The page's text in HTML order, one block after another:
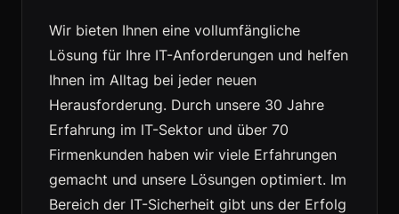
Wir bieten Ihnen eine vollumfängliche
Lösung für Ihre IT-Anforderungen und helfen
Ihnen im Alltag bei jeder neuen
Herausforderung. Durch unsere 30 Jahre
Erfahrung im IT-Sektor und über 70
Firmenkunden haben wir viele Erfahrungen
gemacht und unsere Lösungen optimiert. Im
Bereich der IT-Sicherheit gibt uns der Erfolg